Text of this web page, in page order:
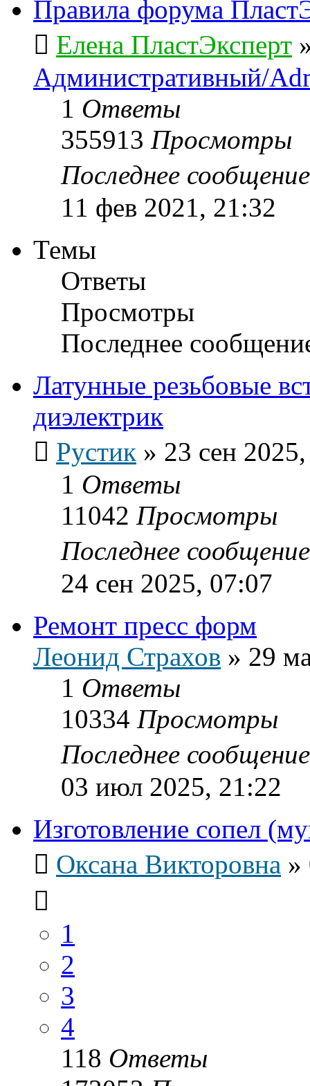
Правила форума
Елена ПластЭксперт
Административный/
1 Ответы
355913 Просмотры
Последнее
11 фев 2021, 21:32
Темы
Ответы
Просмотры
Последнее
Латунные резьбовые
диэлектрик
Рустик » 23 сен
1 Ответы
11042 Просмотры
Последнее
24 сен 2025, 07:07
Ремонт пресс форм
Леонид Страхов » 29
1 Ответы
10334 Просмотры
Последнее
03 июл 2025, 21:22
Изготовление сопел
Оксана Викторовна »
1
2
3
4
118 Ответы